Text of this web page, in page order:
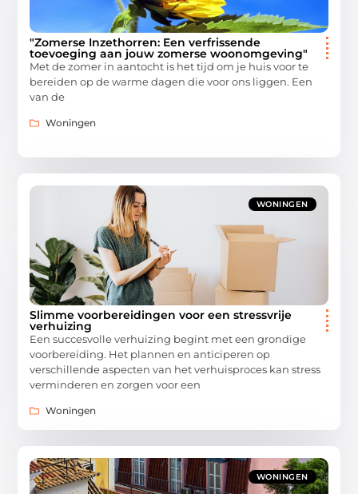
"Zomerse Inzethorren: Een verfrissende
toevoeging aan jouw zomerse woonomgeving"
Met de zomer in aantocht is het tijd om je huis voor te
bereiden op de warme dagen die voor ons liggen. Een
van de
Woningen
WONINGEN
Slimme voorbereidingen voor een stressvrije
verhuizing
Een succesvolle verhuizing begint met een grondige
voorbereiding. Het plannen en anticiperen op
verschillende aspecten van het verhuisproces kan stress
verminderen en zorgen voor een
Woningen
WONINGEN